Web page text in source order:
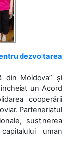
dezvoltarea
din Moldova” și
un Acord
cooperării
Parteneriatul
susținerea
uman